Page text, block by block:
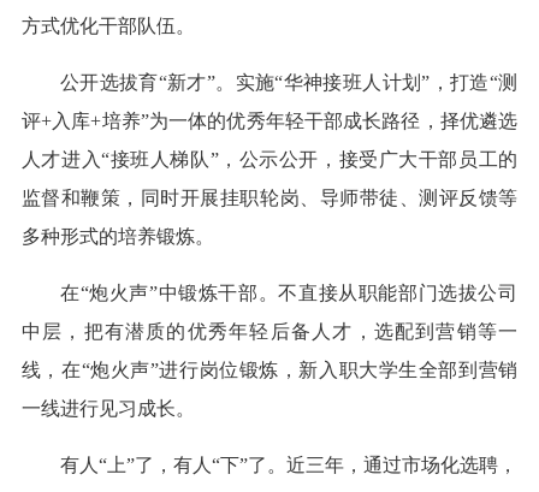
方式优化干部队伍。
公开选拔育“新才”。实施“华神接班人计划”，打造“测
评+入库+培养”为一体的优秀年轻干部成长路径，择优遴选
人才进入“接班人梯队”，公示公开，接受广大干部员工的
监督和鞭策，同时开展挂职轮岗、导师带徒、测评反馈等
多种形式的培养锻炼。
在“炮火声”中锻炼干部。不直接从职能部门选拔公司
中层，把有潜质的优秀年轻后备人才，选配到营销等一
线，在“炮火声”进行岗位锻炼，新入职大学生全部到营销
一线进行见习成长。
有人“上”了，有人“下”了。近三年，通过市场化选聘，